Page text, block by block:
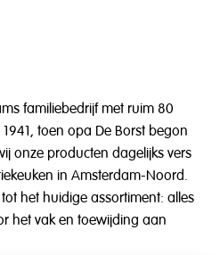
familiebedrijf met ruim 80
toen opa De Borst begon
onze producten dagelijks vers
in Amsterdam-Noord.
het huidige assortiment: alles
het vak en toewijding aan